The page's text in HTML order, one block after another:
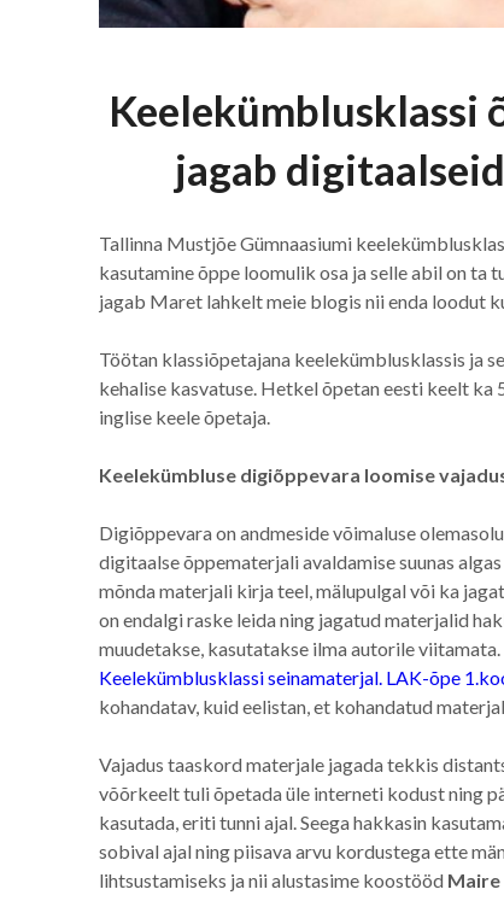
Keelekümblusklassi
jagab
Tallinna Mustjõe Gümnaasiumi
kasutamine õppe loomulik osa ja selle abil on ta
jagab Maret lahkelt meie blogis nii enda loodut
Töötan klassiõpetajana keelekümblusklassis ja
kehalise kasvatuse. Hetkel õpetan eesti keelt ka
inglise keele õpetaja.
Keelekümbluse digiõppevara loomise
Digiõppevara on andmeside võimaluse
digitaalse õppematerjali avaldamise suunas
mõnda materjali kirja teel, mälupulgal või ka
on endalgi raske leida ning jagatud materjalid
muudetakse, kasutatakse ilma autorile
Keelekümblusklassi seinamaterjal. LAK-õpe
kohandatav, kuid eelistan, et kohandatud
Vajadus taaskord materjale jagada tekkis
võõrkeelt tuli õpetada üle interneti kodust ning
kasutada, eriti tunni ajal. Seega hakkasin
sobival ajal ning piisava arvu kordustega ette
lihtsustamiseks ja nii alustasime koostööd Maire